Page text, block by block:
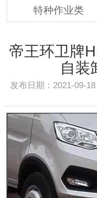
特种作业类
帝王环卫牌
自装
发布日期：2021-09-